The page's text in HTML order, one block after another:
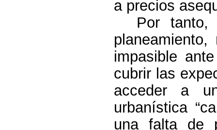
a precios
Por
impasible
cubrir las
acceder a
urbanística
una falta de